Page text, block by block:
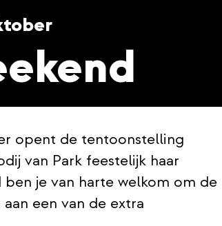
opent de tentoonstelling
van Park feestelijk haar
je van harte welkom om de
een van de extra